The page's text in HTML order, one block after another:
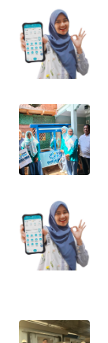
WN
DANAU
TOBA
NIAS
WN
LANGKAT
WN
TAPANULI
SELATAN